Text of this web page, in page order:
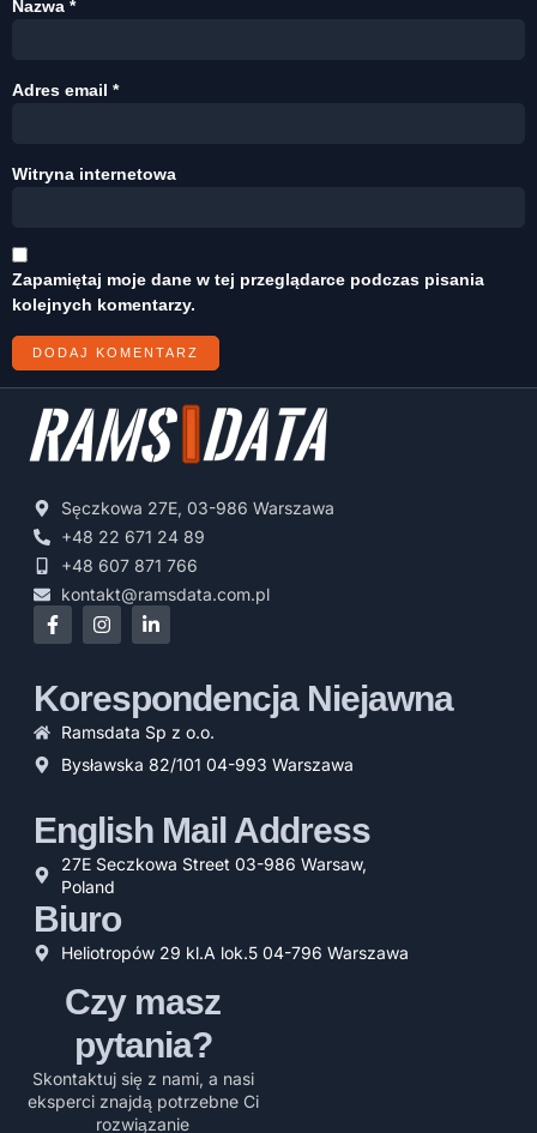
Nazwa *
Adres email *
Witryna internetowa
Zapamiętaj moje dane w tej przeglądarce podczas pisania
kolejnych komentarzy.
Sęczkowa 27E, 03-986 Warszawa
+48 22 671 24 89
+48 607 871 766
kontakt@ramsdata.com.pl
Korespondencja Niejawna
Ramsdata Sp z o.o.
Bysławska 82/101 04-993 Warszawa
English Mail Address
27E Seczkowa Street 03-986 Warsaw,
Poland
Biuro
Heliotropów 29 kl.A lok.5 04-796 Warszawa
Czy masz
pytania?
Skontaktuj się z nami, a nasi
eksperci znajdą potrzebne Ci
rozwiązanie